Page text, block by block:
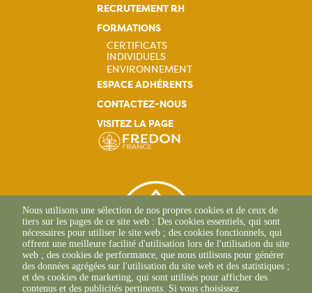
RECRUTEMENT RH
FORMATIONS
Navigation
principale
CERTIFICATS
INDIVIDUELS
ENVIRONNEMENT
ESPACE ADHÉRENTS
CONTACTEZ-NOUS
VISITEZ LA PAGE
Nous utilisons une sélection de nos propres cookies et de ceux de
tiers sur les pages de ce site web : Des cookies essentiels, qui sont
nécessaires pour utiliser le site web ; des cookies fonctionnels, qui
offrent une meilleure facilité d'utilisation lors de l'utilisation du site
web ; des cookies de performance, que nous utilisons pour générer
des données agrégées sur l'utilisation du site web et des statistiques ;
et des cookies de marketing, qui sont utilisés pour afficher des
contenus et des publicités pertinents. Si vous choisissez